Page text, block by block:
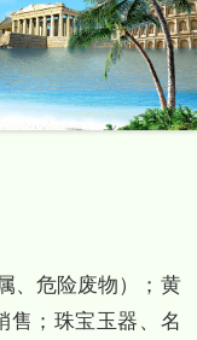
、危险废物）；黄
售；珠宝玉器、名